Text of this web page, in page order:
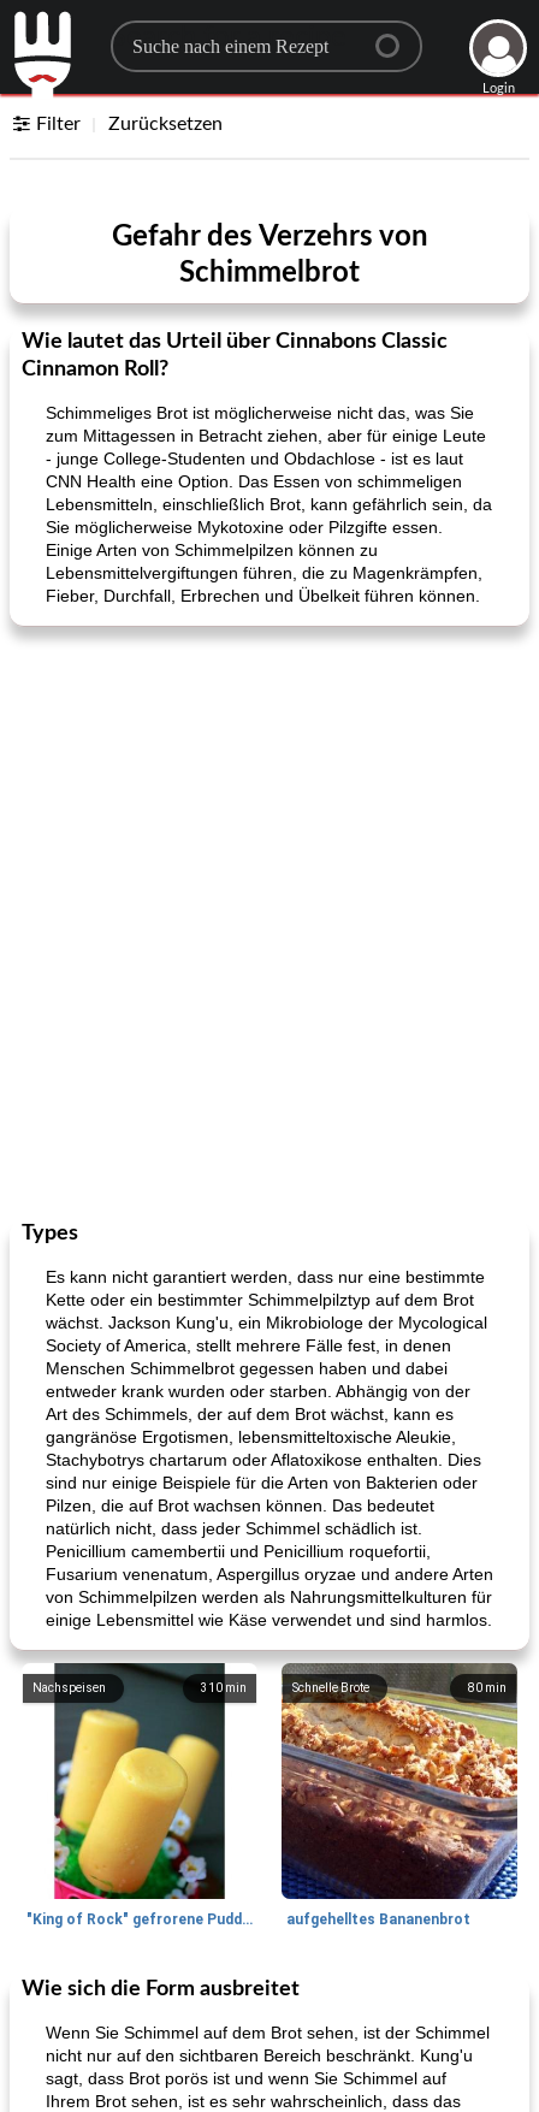
Search for a recipe
Login
Filter Zurücksetzen
Gefahr des Verzehrs von
Schimmelbrot
Wie lautet das Urteil über Cinnabons Classic
Cinnamon Roll?
Schimmeliges Brot ist möglicherweise nicht das, was Sie
zum Mittagessen in Betracht ziehen, aber für einige Leute
- junge College-Studenten und Obdachlose - ist es laut
CNN Health eine Option. Das Essen von schimmeligen
Lebensmitteln, einschließlich Brot, kann gefährlich sein, da
Sie möglicherweise Mykotoxine oder Pilzgifte essen.
Einige Arten von Schimmelpilzen können zu
Lebensmittelvergiftungen führen, die zu Magenkrämpfen,
Fieber, Durchfall, Erbrechen und Übelkeit führen können.
Types
Es kann nicht garantiert werden, dass nur eine bestimmte
Kette oder ein bestimmter Schimmelpilztyp auf dem Brot
wächst. Jackson Kung'u, ein Mikrobiologe der Mycological
Society of America, stellt mehrere Fälle fest, in denen
Menschen Schimmelbrot gegessen haben und dabei
entweder krank wurden oder starben. Abhängig von der
Art des Schimmels, der auf dem Brot wächst, kann es
gangränöse Ergotismen, lebensmitteltoxische Aleukie,
Stachybotrys chartarum oder Aflatoxikose enthalten. Dies
sind nur einige Beispiele für die Arten von Bakterien oder
Pilzen, die auf Brot wachsen können. Das bedeutet
natürlich nicht, dass jeder Schimmel schädlich ist.
Penicillium camembertii und Penicillium roquefortii,
Fusarium venenatum, Aspergillus oryzae und andere Arten
von Schimmelpilzen werden als Nahrungsmittelkulturen für
einige Lebensmittel wie Käse verwendet und sind harmlos.
310 min
Nachspeisen
"King of Rock" gefrorene Pudding Pops
80 min
Schnelle Brote
aufgehelltes Bananenbrot
27min
Mittagessen / Snacks Potluck Desserts
Wie sich die Form ausbreitet
Wenn Sie Schimmel auf dem Brot sehen, ist der Schimmel
nicht nur auf den sichtbaren Bereich beschränkt. Kung'u
sagt, dass Brot porös ist und wenn Sie Schimmel auf
Ihrem Brot sehen, ist es sehr wahrscheinlich, dass das